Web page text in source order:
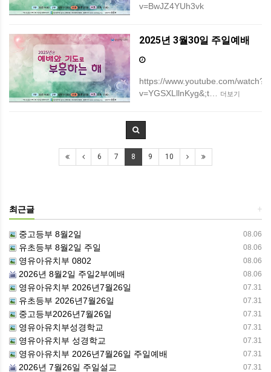
v=BwJZ4YUh3vk
2025년 3월30일 주일예배
https://www.youtube.com/watch?
v=YGSXLllnKyg&;t…
더보기
6 7 8 9 10
+
최근글
08.06
중고등부 8월2일
08.06
유초등부 8월2일 주일
08.06
영유아유치부 0802
08.06
2026년 8월2일 주일2부예배
07.31
영유아유치부 2026년7월26일
07.31
유초등부 2026년7월26일
07.31
중고등부2026년7월26일
07.31
영유아유치부성경학교
07.31
영유아유치부 성경학교
07.31
영유아유치부 2026년7월26일 주일예배
07.31
2026년 7월26일 주일설교